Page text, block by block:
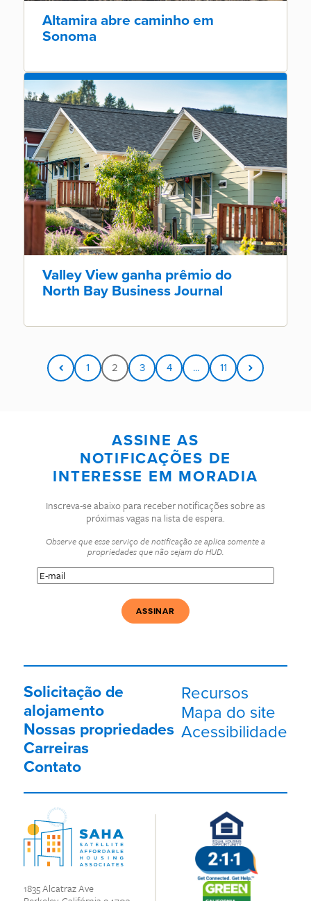
Altamira abre caminho em
Sonoma
Valley View ganha prêmio do
North Bay Business Journal
1 2 3 4 ... 11
1835 Alcatraz Ave
ASSINE AS
NOTIFICAÇÕES DE
INTERESSE EM MORADIA
Inscreva-se abaixo para receber notificações sobre as
próximas vagas na lista de espera.
Observe que esse serviço de notificação se aplica somente a
propriedades que não sejam do HUD.
E-
mail(Obrigatório)
Solicitação de
alojamento
Nossas propriedades
Carreiras
Contato
Recursos
Mapa do site
Acessibilidade